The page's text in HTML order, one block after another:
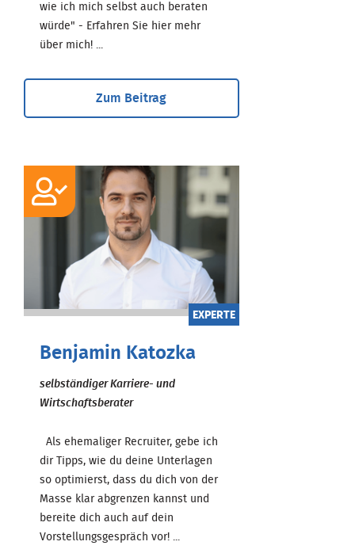
wie ich mich selbst auch beraten
würde" - Erfahren Sie hier mehr
über mich! ...
Zum Beitrag
EXPERTE
Benjamin Katozka
selbständiger Karriere- und
Wirtschaftsberater
Als ehemaliger Recruiter, gebe ich
dir Tipps, wie du deine Unterlagen
so optimierst, dass du dich von der
Masse klar abgrenzen kannst und
bereite dich auch auf dein
Vorstellungsgespräch vor! ...